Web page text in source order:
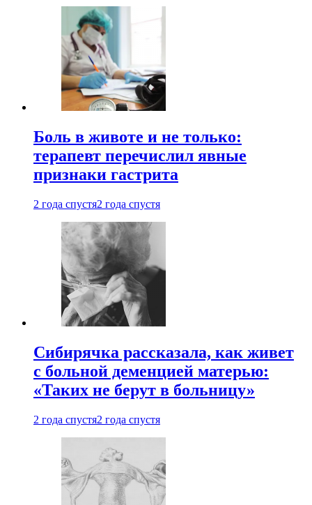
Боль в животе и не только:
терапевт перечислил явные
признаки гастрита
2 года спустя2 года спустя
Сибирячка рассказала, как живет
с больной деменцией матерью:
«Таких не берут в больницу»
2 года спустя2 года спустя